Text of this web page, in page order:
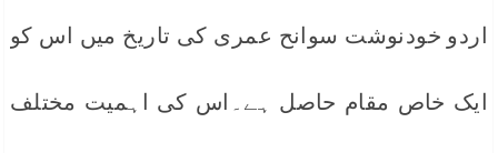
اردو خودنوشت سوانح عمری کی تاریخ میں اس کو
ایک خاص مقام حاصل ہے۔اس کی اہمیت مختلف